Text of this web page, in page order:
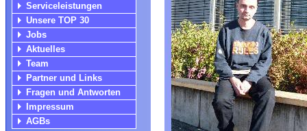
Serviceleistungen
Unsere TOP 30
Jobs
Aktuelles
Team
Partner und Links
Fragen und Antworten
Impressum
AGBs